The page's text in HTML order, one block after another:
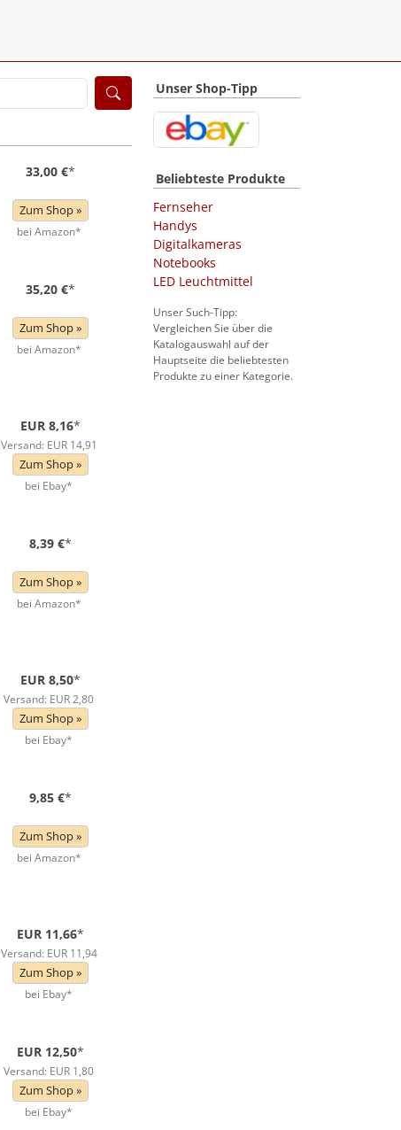
33,00 €*
Zum Shop »
bei Amazon*
35,20 €*
Zum Shop »
bei Amazon*
EUR 8,16*
Versand: EUR 14,91
Zum Shop »
bei Ebay*
8,39 €*
Zum Shop »
bei Amazon*
EUR 8,50*
Versand: EUR 2,80
Zum Shop »
bei Ebay*
9,85 €*
Zum Shop »
bei Amazon*
EUR 11,66*
Versand: EUR 11,94
Zum Shop »
bei Ebay*
EUR 12,50*
Versand: EUR 1,80
Zum Shop »
bei Ebay*
Unser Shop-Tipp
Beliebteste Produkte
Fernseher
Handys
Digitalkameras
Notebooks
LED Leuchtmittel
Unser Such-Tipp:
Vergleichen Sie über die
Katalogauswahl auf der
Hauptseite die beliebtesten
Produkte zu einer Kategorie.